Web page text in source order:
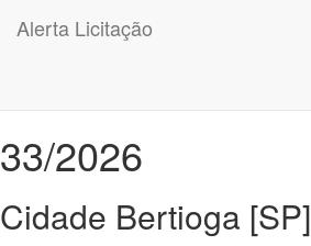
Alerta Licitação
33/2026
Cidade Bertioga [SP]